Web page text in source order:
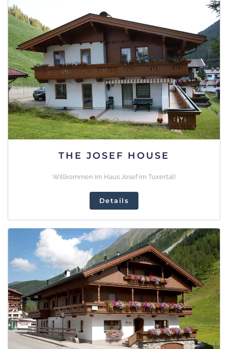
THE JOSEF HOUSE
Willkommen im Haus Josef im Tuxertal!
Details